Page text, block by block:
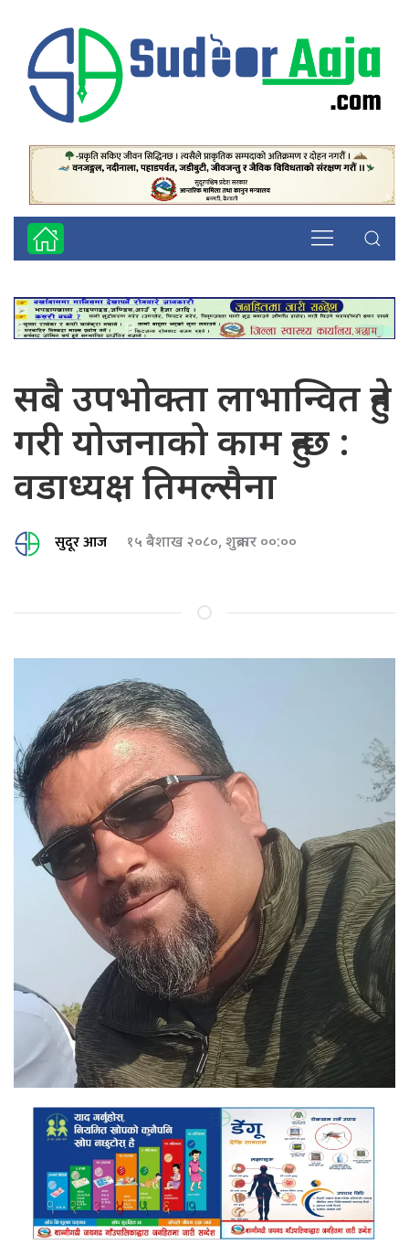
सबै उपभोक्ता लाभान्वित हुने
गरी योजनाको काम हुन्छ :
वडाध्यक्ष तिमल्सैना
सुदूर आज १५ बैशाख २०८०, शुक्रबार ००:००